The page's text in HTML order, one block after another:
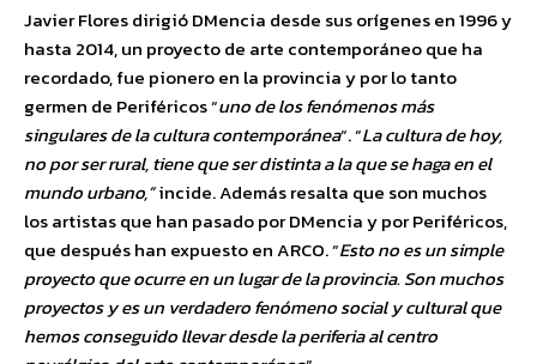
Javier Flores dirigió DMencia desde sus orígenes en 1996 y
hasta 2014, un proyecto de arte contemporáneo que ha
recordado, fue pionero en la provincia y por lo tanto
germen de Periféricos “uno de los fenómenos más
singulares de la cultura contemporánea“. “La cultura de hoy,
no por ser rural, tiene que ser distinta a la que se haga en el
mundo urbano,”incide. Además resalta que son muchos
los artistas que han pasado por DMencia y por Periféricos,
que después han expuesto en ARCO. “Esto no es un simple
proyecto que ocurre en un lugar de la provincia. Son muchos
proyectos y es un verdadero fenómeno social y cultural que
hemos conseguido llevar desde la periferia al centro